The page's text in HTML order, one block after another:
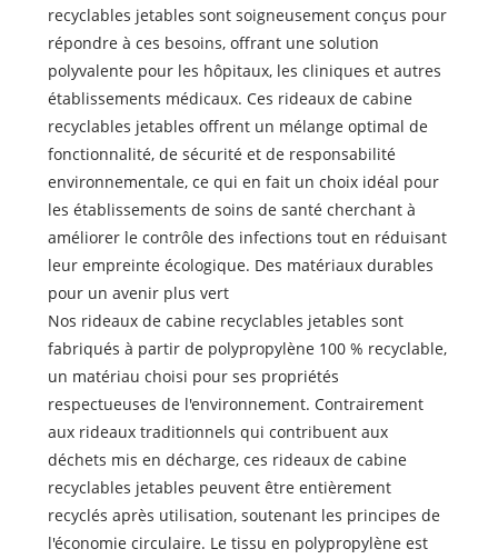
recyclables jetables sont soigneusement conçus pour
répondre à ces besoins, offrant une solution
polyvalente pour les hôpitaux, les cliniques et autres
établissements médicaux. Ces rideaux de cabine
recyclables jetables offrent un mélange optimal de
fonctionnalité, de sécurité et de responsabilité
environnementale, ce qui en fait un choix idéal pour
les établissements de soins de santé cherchant à
améliorer le contrôle des infections tout en réduisant
leur empreinte écologique. Des matériaux durables
pour un avenir plus vert
Nos rideaux de cabine recyclables jetables sont
fabriqués à partir de polypropylène 100 % recyclable,
un matériau choisi pour ses propriétés
respectueuses de l'environnement. Contrairement
aux rideaux traditionnels qui contribuent aux
déchets mis en décharge, ces rideaux de cabine
recyclables jetables peuvent être entièrement
recyclés après utilisation, soutenant les principes de
l'économie circulaire. Le tissu en polypropylène est